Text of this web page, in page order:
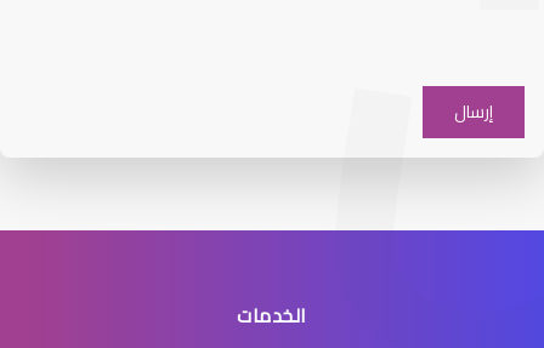
جراحه تجميل العيونالخدمات